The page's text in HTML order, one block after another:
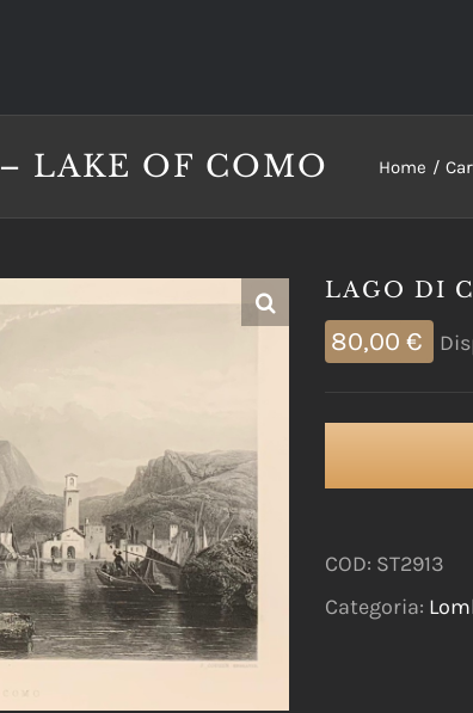
LAKE OF COMO Home
LAGO DI
80,00 €
COD: ST2913
Categoria: